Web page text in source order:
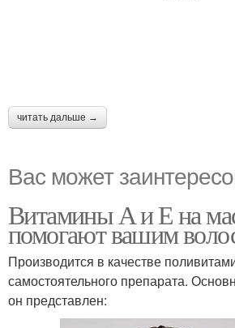
читать дальше →
Вас может
Витамины А и Е на
помогают вашим
Производится в качестве
самостоятельного препарата.
он представлен: